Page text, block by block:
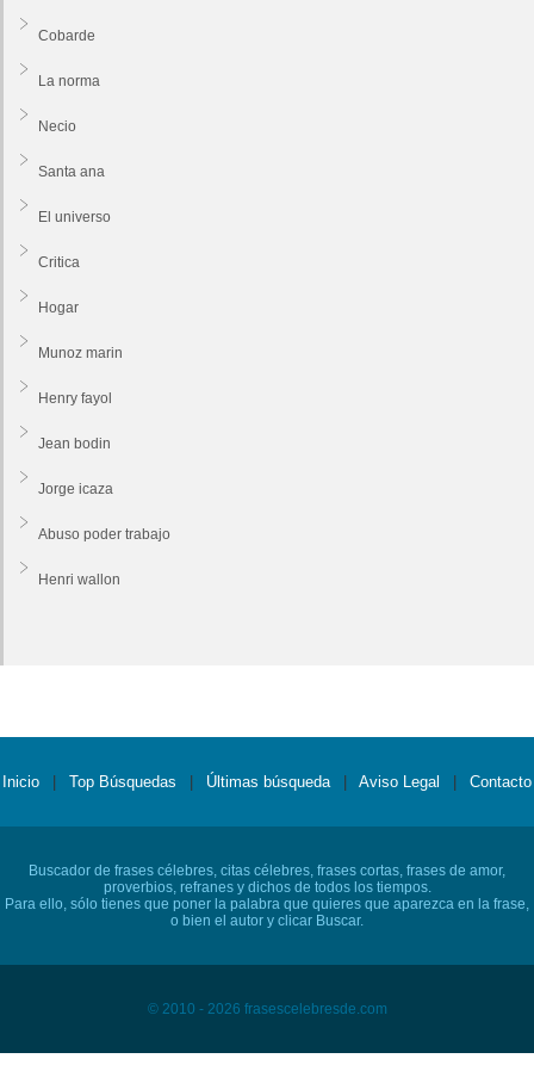
Cobarde
La norma
Necio
Santa ana
El universo
Critica
Hogar
Munoz marin
Henry fayol
Jean bodin
Jorge icaza
Abuso poder trabajo
Henri wallon
Inicio Top Búsquedas Últimas búsqueda Aviso Legal Contacto
Buscador de frases célebres, citas célebres, frases cortas, frases de amor,
proverbios, refranes y dichos de todos los tiempos.
Para ello, sólo tienes que poner la palabra que quieres que aparezca en la frase,
o bien el autor y clicar Buscar.
© 2010 - 2026 frasescelebresde.com